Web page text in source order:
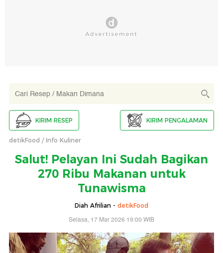
KIRIM RESEP KIRIM PENGALAMAN
detikFood Info Kuliner
Salut! Pelayan Ini Sudah Bagikan
270 Ribu Makanan untuk
Tunawisma
Diah Afrilian - detikFood
Selasa, 17 Mar 2026 19:00 WIB